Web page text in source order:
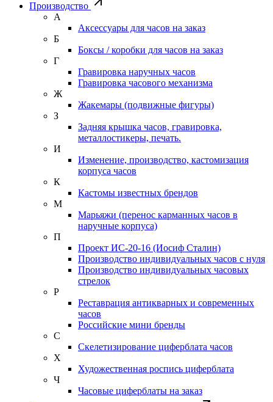
Производство
А
Аксессуары для часов на заказ
Б
Боксы / коробки для часов на заказ
Г
Гравировка наручных часов
Гравировка часового механизма
Ж
Жакемары (подвижные фигуры)
З
Задняя крышка часов, гравировка,
металлостикеры, печать.
И
Изменение, производство, кастомизация
корпуса часов
К
Кастомы известных брендов
М
Марьяжи (перенос карманных часов в
наручные корпуса)
П
Проект ИС-20-16 (Иосиф Сталин)
Производство индивидуальных часов с нуля
Производство индивидуальных часовых
стрелок
Р
Реставрация антикварных и современных
часов
Российские мини бренды
С
Скелетизирование циферблата часов
Х
Художественная роспись циферблата
Ч
Часовые циферблаты на заказ